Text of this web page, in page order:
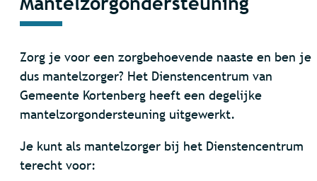
Zorg je voor een zorgbehoevende naaste en ben je
dus mantelzorger? Het Dienstencentrum van
Gemeente Kortenberg heeft een degelijke
mantelzorgondersteuning uitgewerkt.
Je kunt als mantelzorger bij het Dienstencentrum
terecht voor: